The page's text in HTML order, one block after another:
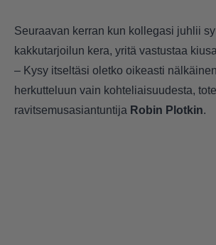
Seuraavan kerran kun kollegasi juhlii
kakkutarjoilun kera, yritä vastustaa
– Kysy itseltäsi oletko oikeasti
herkutteluun vain kohteliaisuudesta,
ravitsemusasiantuntija Robin Plotkin.